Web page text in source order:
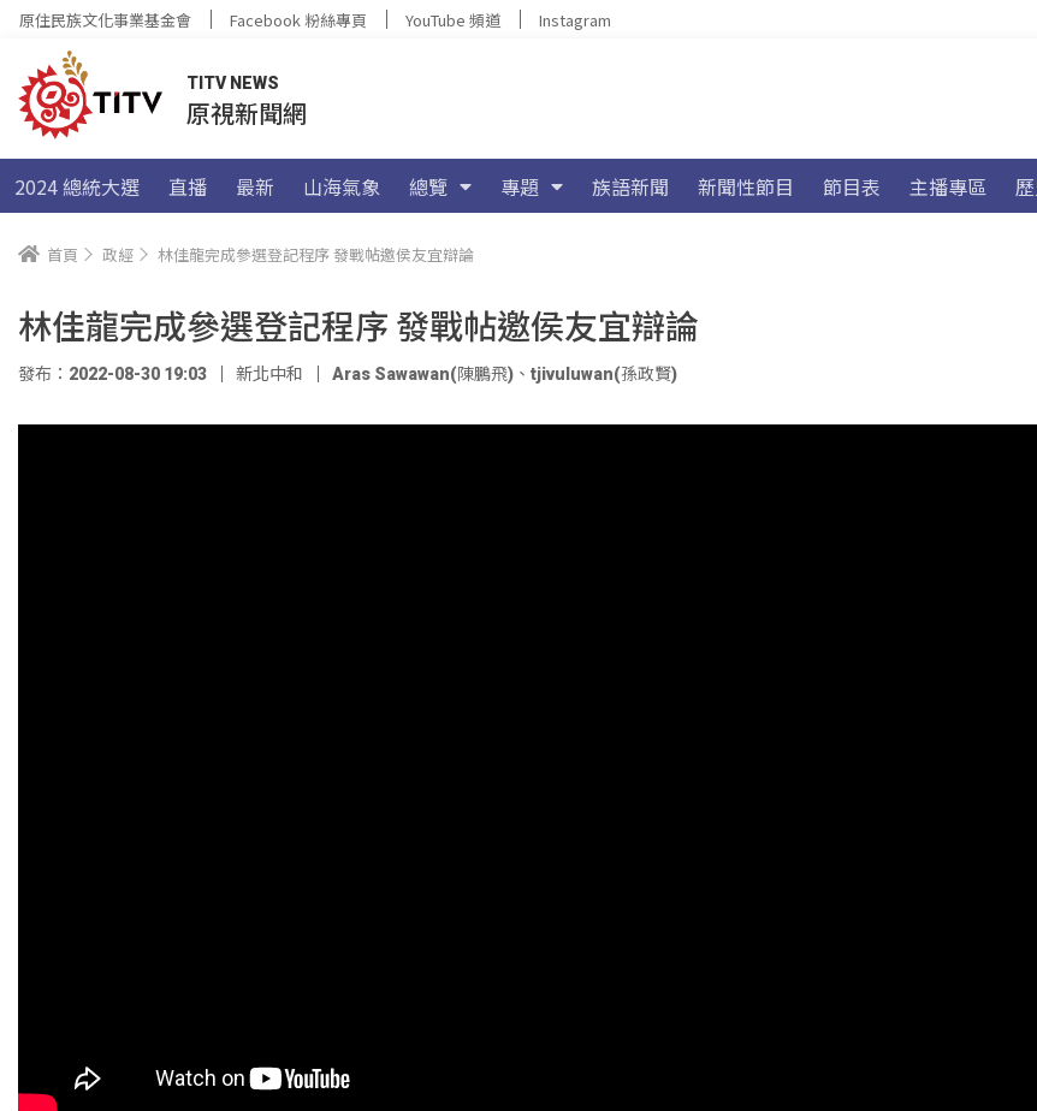
原住民族文化事業基金會 Facebook 粉絲專頁 YouTube 頻道 Instagram
TITV NEWS
原視新聞網
2024 總統大選 直播 最新 山海氣象 總覽 專題 族語新聞 新聞性節目 節目表 主播專區
首頁 政經 林佳龍完成參選登記程序 發戰帖邀侯友宜辯論
林佳龍完成參選登記程序 發戰帖邀侯友宜辯論
發布：2022-08-30 19:03 新北中和 Aras Sawawan(陳鵬飛) 、 tjivuluwan(孫政賢)